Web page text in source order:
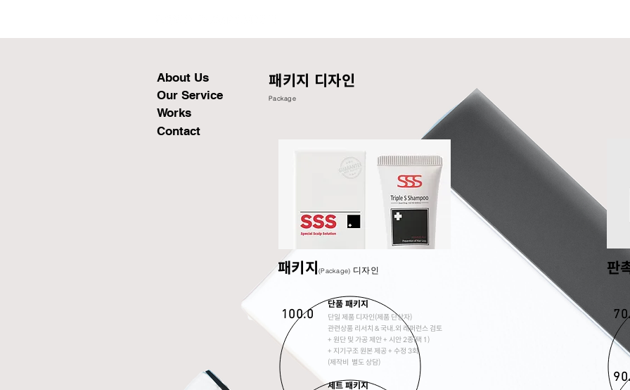
About Us
Our Service
Works
Contact
패키지 디자인
Package
패키지(Package) 디자인
100.0
단품 패키지
단일 제품 디자인(제품 단상자)
관련상품 리서치 & 국내.외 래퍼런스 검토
+ 원단 및 가공 제안 + 시안 2종(택 1)
+ 지기구조 원본 제공 + 수정 3회
(제작비 별도 상담)
세트 패키지
판